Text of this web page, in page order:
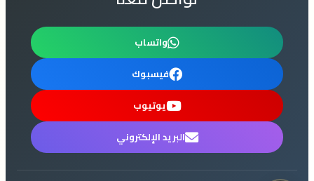
واتساب
فيسبوك
يوتيوب
البريد الإلكتروني